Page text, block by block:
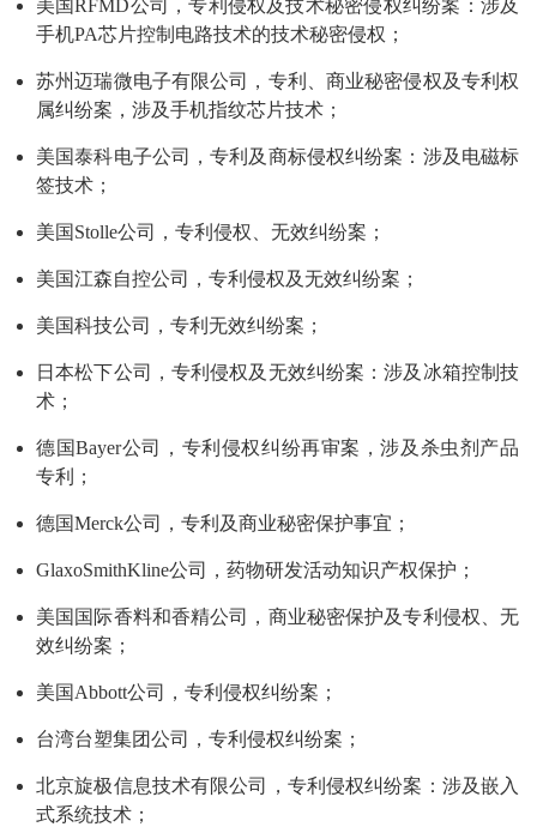
美国RFMD公司，专利侵权及技术秘密侵权纠纷案：涉及
手机PA芯片控制电路技术的技术秘密侵权；
苏州迈瑞微电子有限公司，专利、商业秘密侵权及专利权
属纠纷案，涉及手机指纹芯片技术；
美国泰科电子公司，专利及商标侵权纠纷案：涉及电磁标
签技术；
美国Stolle公司，专利侵权、无效纠纷案；
美国江森自控公司，专利侵权及无效纠纷案；
美国科技公司，专利无效纠纷案；
日本松下公司，专利侵权及无效纠纷案：涉及冰箱控制技
术；
德国Bayer公司，专利侵权纠纷再审案，涉及杀虫剂产品
专利；
德国Merck公司，专利及商业秘密保护事宜；
GlaxoSmithKline公司，药物研发活动知识产权保护；
美国国际香料和香精公司，商业秘密保护及专利侵权、无
效纠纷案；
美国Abbott公司，专利侵权纠纷案；
台湾台塑集团公司，专利侵权纠纷案；
北京旋极信息技术有限公司，专利侵权纠纷案：涉及嵌入
式系统技术；